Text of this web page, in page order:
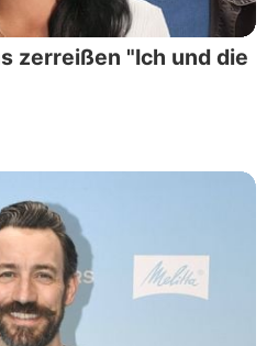
zerreißen "Ich und die